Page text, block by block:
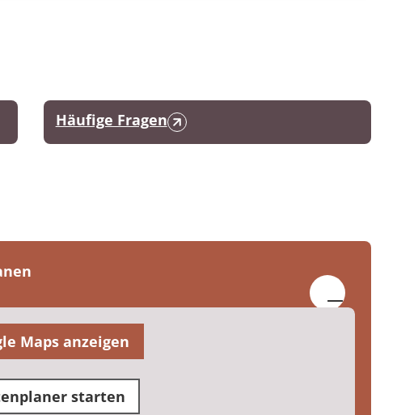
Häufige Fragen
Maps anzeigen
starten